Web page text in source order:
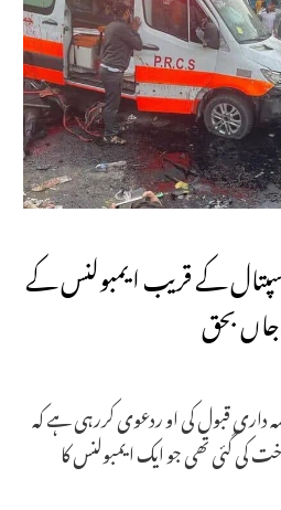
کے قریب ایمبولنس کے
داری قبول کی او ردعوی کررہی ہے کہ
کی گئی تھی جو ایک ایمبولنس کا